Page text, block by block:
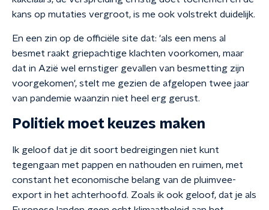
kans op mutaties vergroot, is me ook volstrekt duidelijk.
En een zin op de officiële site dat: 'als een mens al
besmet raakt griepachtige klachten voorkomen, maar
dat in Azië wel ernstiger gevallen van besmetting zijn
voorgekomen', stelt me gezien de afgelopen twee jaar
van pandemie waanzin niet heel erg gerust.
Politiek moet keuzes maken
Ik geloof dat je dit soort bedreigingen niet kunt
tegengaan met pappen en nathouden en ruimen, met
constant het economische belang van de pluimvee-
export in het achterhoofd. Zoals ik ook geloof, dat je als